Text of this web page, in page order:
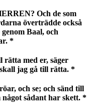
Och de som
överträdde också
Baal, och
*
med er, säger
jag gå till rätta. *
och se; och sänd till
något sådant har skett. *